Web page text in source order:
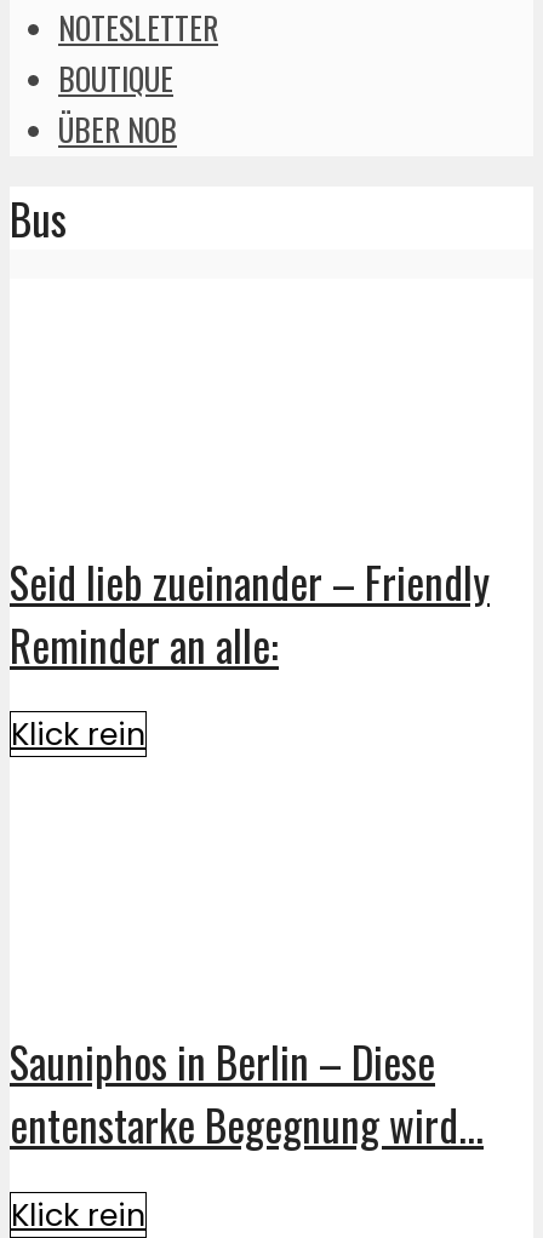
NOTESLETTER
BOUTIQUE
ÜBER NOB
Bus
Seid lieb zueinander – Friendly
Reminder an alle:
Klick rein
Sauniphos in Berlin – Diese
entenstarke Begegnung wird...
Klick rein